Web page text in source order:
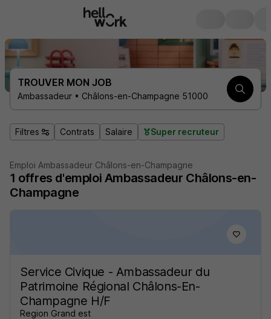
TROUVER MON JOB
Ambassadeur • Châlons-en-Champagne 51000
Filtres Contrats Salaire Super recruteur
Emploi Ambassadeur Châlons-en-Champagne
1 offres d'emploi Ambassadeur Châlons-en-
Champagne
Service Civique - Ambassadeur du
Patrimoine Régional Châlons-En-
Champagne H/F
Region Grand est